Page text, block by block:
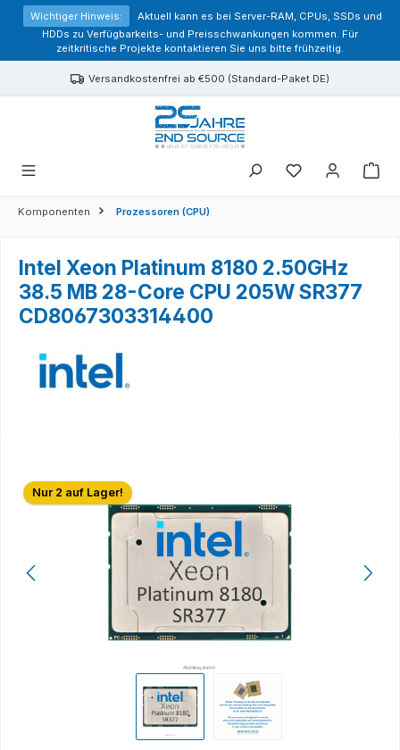
springen
Wichtiger Hinweis:
Aktuell kann es bei Server-RAM, CPUs, SSDs und
HDDs zu Verfügbarkeits- und Preisschwankungen kommen. Für
zeitkritische Projekte kontaktieren Sie uns bitte frühzeitig.
Versandkostenfrei ab €500 (Standard-Paket DE)
Sie haben 0
Komponenten Prozessoren (CPU)
Intel Xeon Platinum 8180 2.50GHz
38.5 MB 28-Core CPU 205W SR377
CD8067303314400
Bildergalerie überspringen
Nur 2 auf Lager!